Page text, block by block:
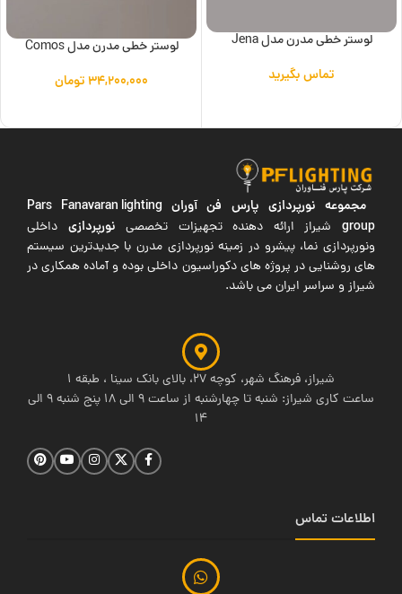
لوستر خطی مدرن مدل Jena
تماس بگیرید
لوستر خطی مدرن مدل Comos
۳۴,۲۰۰,۰۰۰تومان
مجموعه نورپردازی پارس فن آوران Pars Fanavaran lighting
groupشیراز ارائه دهنده تجهیزات تخصصی نورپردازی داخلی
ونورپردازی نما، پیشرو در زمینه نورپردازی مدرن با جدیدترین سیستم
های روشنایی در پروژه های دکوراسیون داخلی بوده و آماده همکاری در
شیراز و سراسر ایران می باشد.
شیراز، فرهنگ شهر، کوچه 27، بالای بانک سینا ، طبقه 1
ساعت کاری شیراز: شنبه تا چهارشنبه از ساعت 9 الی 18 پنج شنبه 9 الی
14
اطلاعات تماس